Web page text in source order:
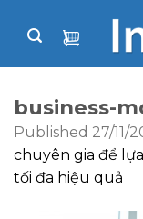
business-
Published 27/11/
chuyên gia để
tối đa hiệu quả